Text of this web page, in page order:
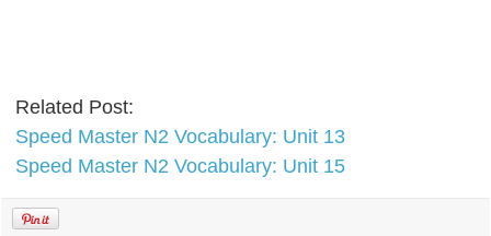
Related Post:
Speed Master N2 Vocabulary: Unit 13
Speed Master N2 Vocabulary: Unit 15